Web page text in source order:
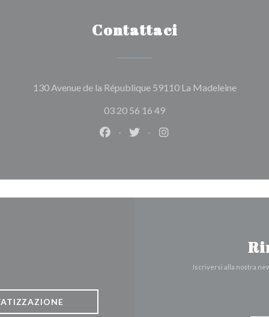
Contattaci
130 Avenue de la République 59110 La Madeleine((apre
03 20 56 16 49
Facebook ((apre una nuova
Twitter ((apre una nuova
Instagram ((apre una
Iscriversi alla nostra